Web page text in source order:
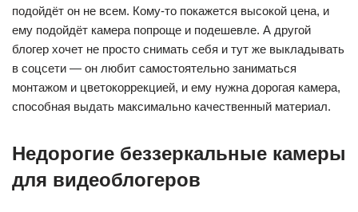
подойдёт он не всем. Кому-то покажется высокой цена, и
ему подойдёт камера попроще и подешевле. А другой
блогер хочет не просто снимать себя и тут же выкладывать
в соцсети — он любит самостоятельно заниматься
монтажом и цветокоррекцией, и ему нужна дорогая камера,
способная выдать максимально качественный материал.
Недорогие беззеркальные камеры
для видеоблогеров